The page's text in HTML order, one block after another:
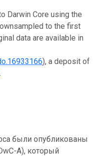
Darwin Core using the
to the first
data are available in
), a deposit of
.
были опубликованы
A), который